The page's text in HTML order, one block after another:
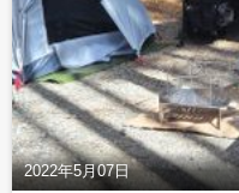
2022年5月07日